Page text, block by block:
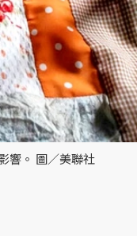
響。 圖／美聯社